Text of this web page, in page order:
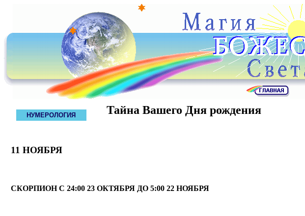
НУМЕРОЛОГИЯ Тайна Вашего Дня рождения
11 НОЯБРЯ
СКОРПИОН С 24:00 23 ОКТЯБРЯ ДО 5:00 22 НОЯБРЯ